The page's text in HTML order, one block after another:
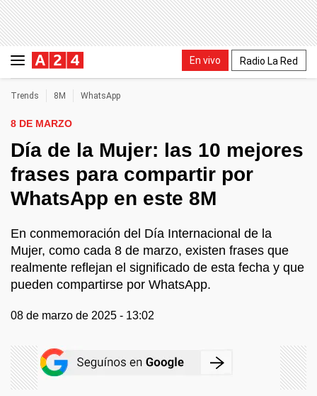
En vivo Radio La Red
Trends 8M WhatsApp
8 DE MARZO
Día de la Mujer: las 10 mejores
frases para compartir por
WhatsApp en este 8M
En conmemoración del Día Internacional de la
Mujer, como cada 8 de marzo, existen frases que
realmente reflejan el significado de esta fecha y que
pueden compartirse por WhatsApp.
08 de marzo de 2025 - 13:02